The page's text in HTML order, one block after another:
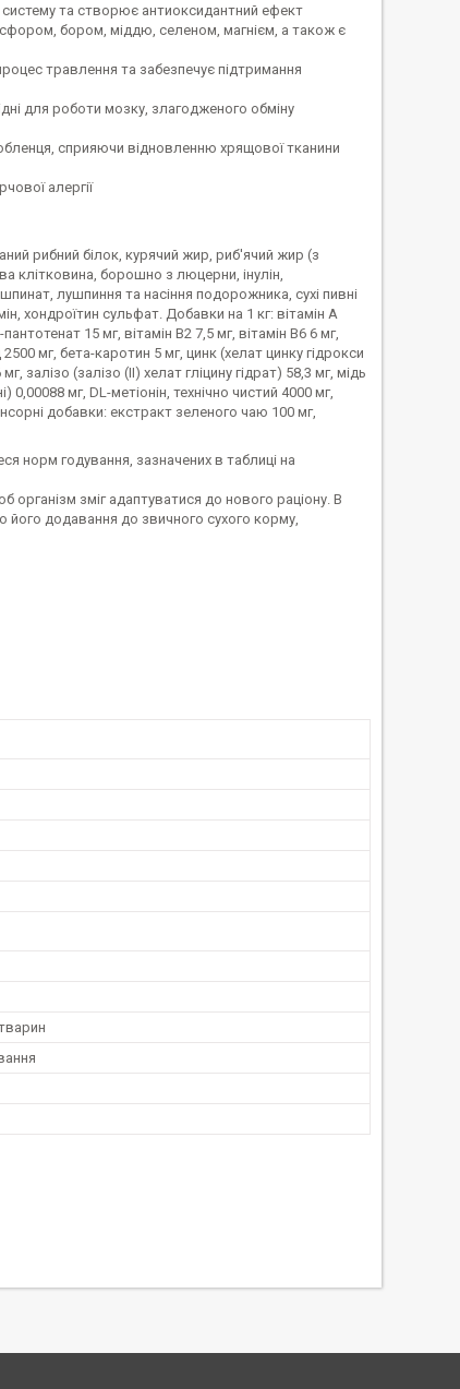
систему та створює антиоксидантний ефект
бором, міддю, селеном, магнієм, а також є
травлення та забезпечує підтримання
для роботи мозку, злагодженого обміну
сприяючи відновленню хрящової тканини
алергії
рибний білок, курячий жир, риб'ячий жир (з
клітковина, борошно з люцерни, інулін,
лушпиння та насіння подорожника, сухі пивні
хондроїтин сульфат. Добавки на 1 кг: вітамін A
15 мг, вітамін B2 7,5 мг, вітамін B6 6 мг,
мг, бета-каротин 5 мг, цинк (хелат цинку гідрокси
залізо (залізо (II) хелат гліцину гідрат) 58,3 мг, мідь
0,00088 мг, DL-метіонін, технічно чистий 4000 мг,
добавки: екстракт зеленого чаю 100 мг,
норм годування, зазначених в таблиці на
зміг адаптуватися до нового раціону. В
його додавання до звичного сухого корму,